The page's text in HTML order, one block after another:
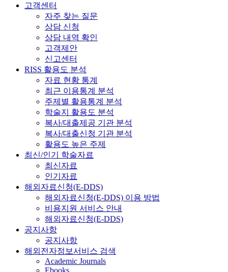
고객센터
자주 찾는 질문
상담 신청
상담 내역 확인
고객제안
신고센터
RISS 활용도 분석
자료 현황 통계
최근 이용통계 분석
주제별 활용통계 분석
학술지 활용도 분석
복사/대출제공 기관 분석
복사/대출신청 기관 분석
활용도 높은 주제
최신/인기 학술자료
최신자료
인기자료
해외자료신청(E-DDS)
해외자료신청(E-DDS) 이용 방법
비용지원 서비스 안내
해외자료신청(E-DDS)
공지사항
공지사항
해외전자정보서비스 검색
Academic Journals